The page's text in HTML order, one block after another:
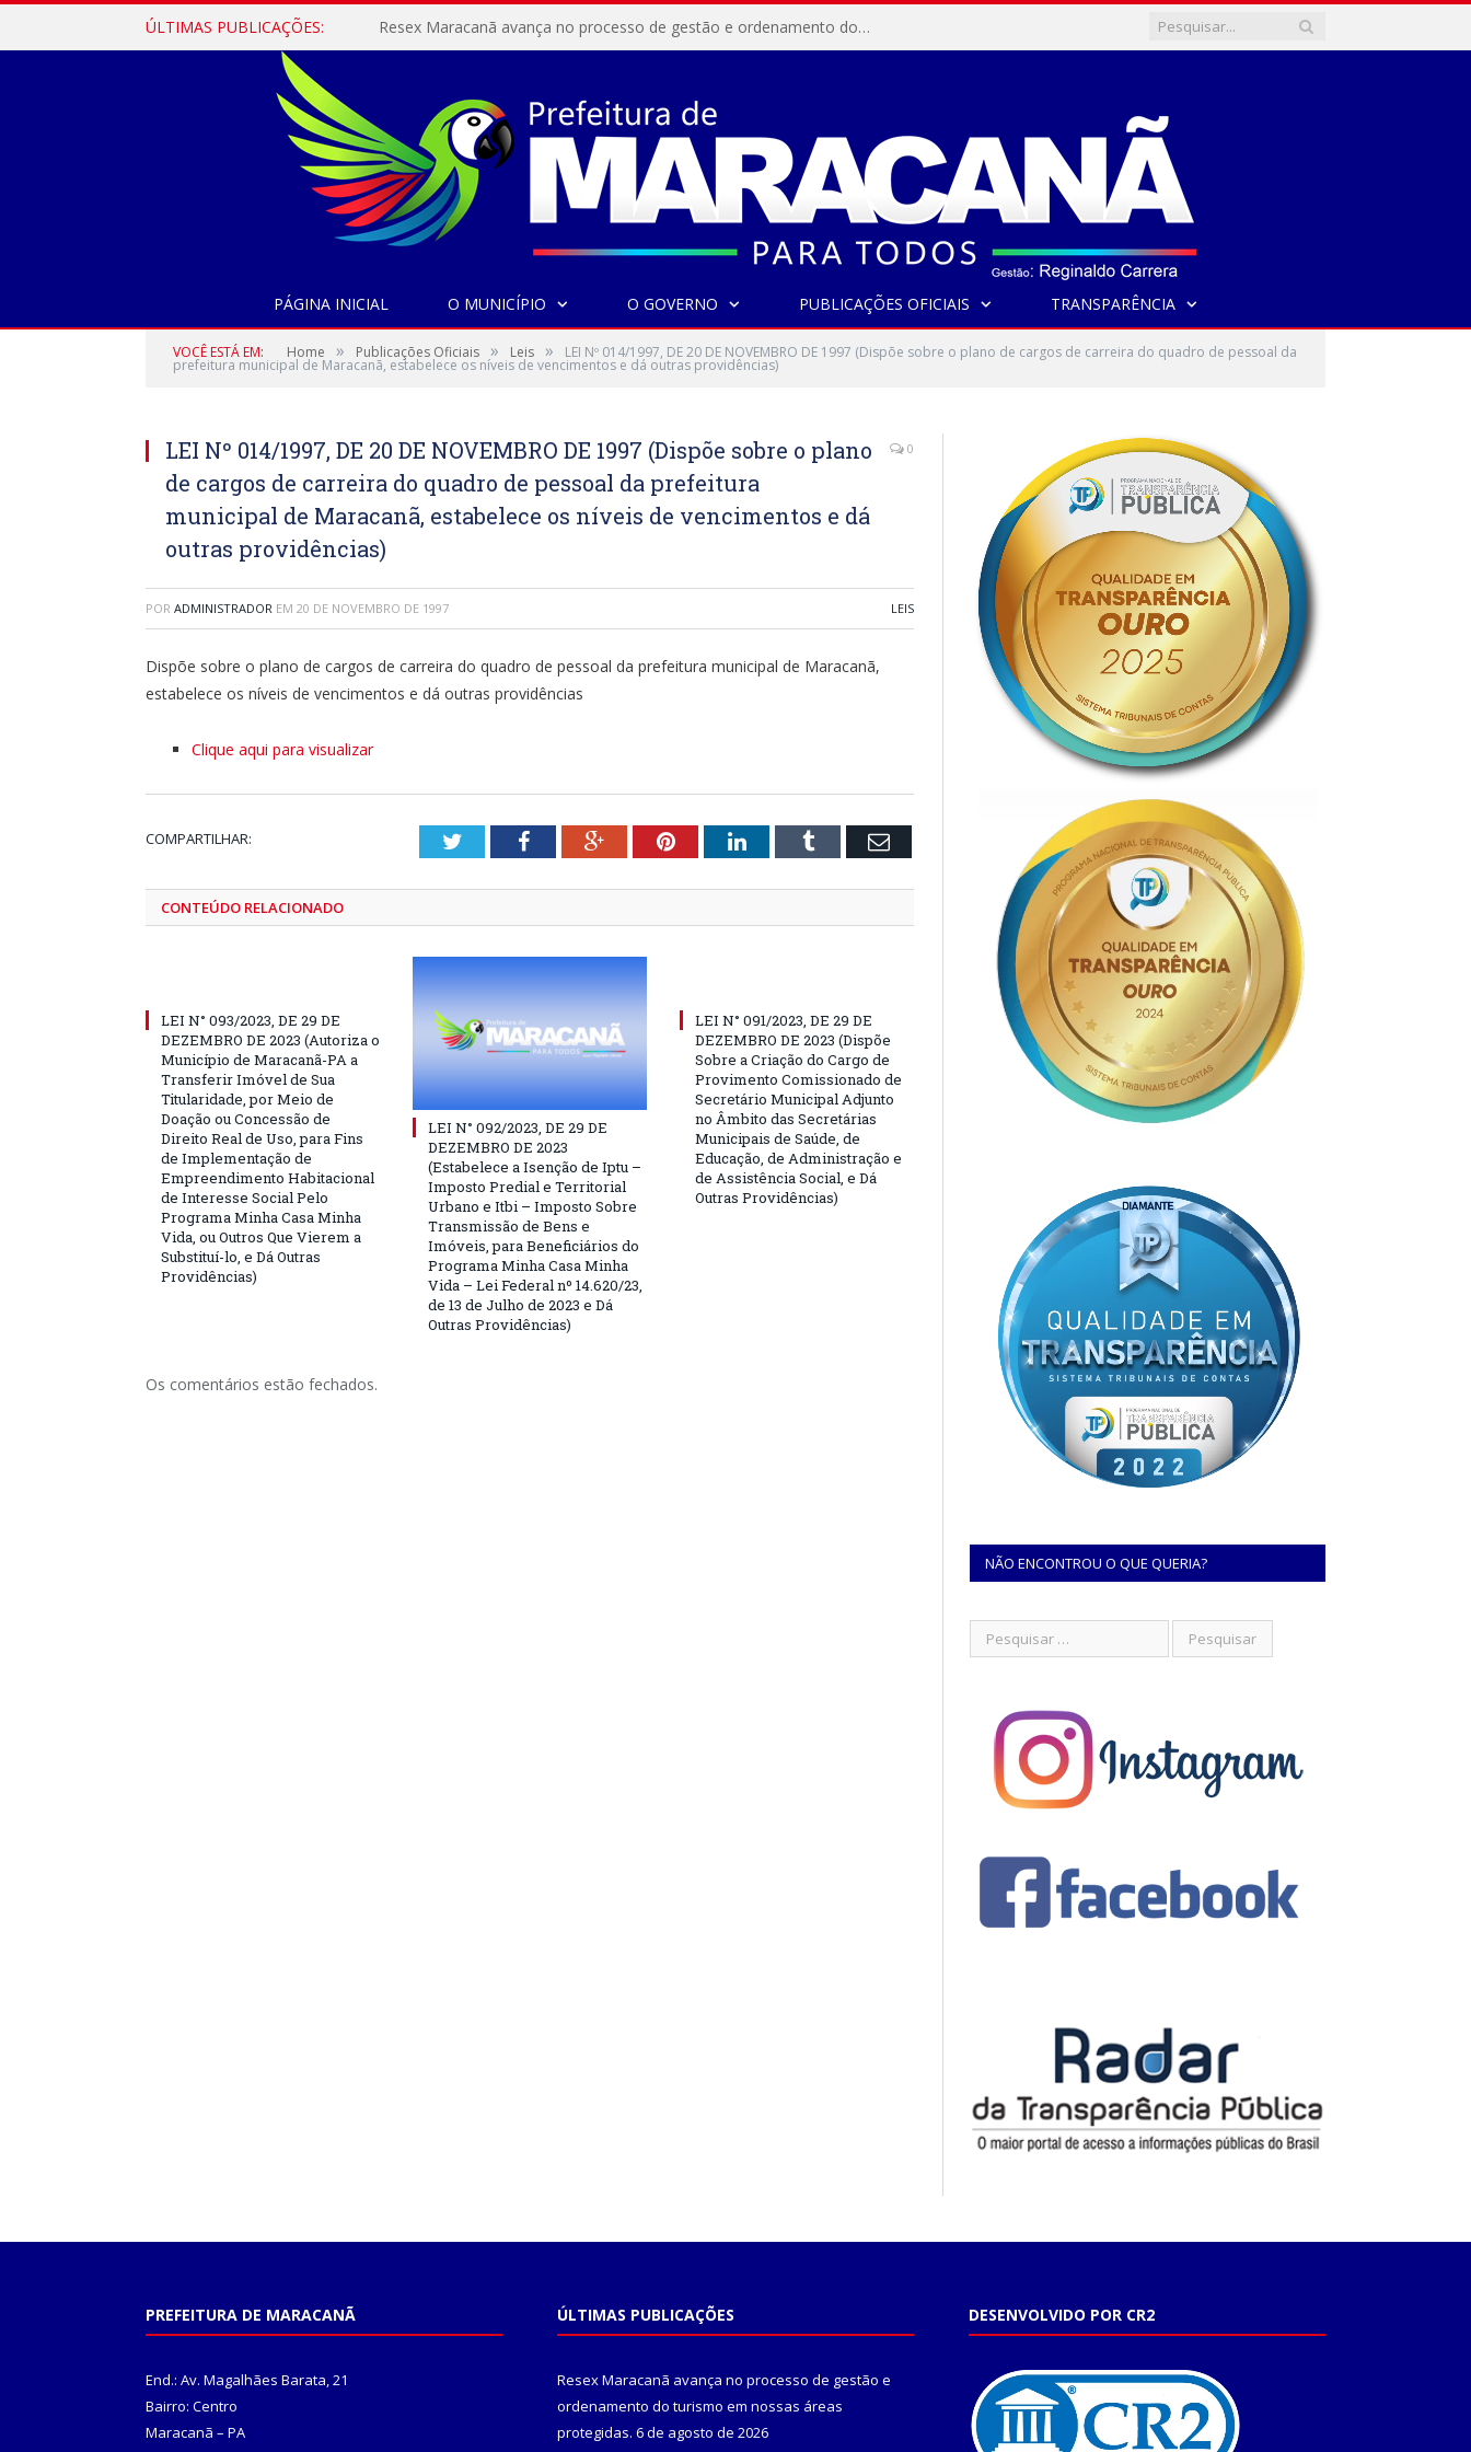
ÚLTIMAS PUBLICAÇÕES: Resex Maracanã avança no processo de gestão e ordenamento do turismo em nossas áreas protegidas.
PÁGINA INICIAL O MUNICÍPIO O GOVERNO PUBLICAÇÕES OFICIAIS TRANSPARÊNCIA
VOCÊ ESTÁ EM: Home » Publicações Oficiais » Leis » LEI Nº 014/1997, DE 20 DE NOVEMBRO DE 1997 (Dispõe sobre o plano de cargos de carreira do quadro de pessoal da
prefeitura municipal de Maracanã, estabelece os níveis de vencimentos e dá outras providências)
LEI Nº 014/1997, DE 20 DE NOVEMBRO DE 1997 (Dispõe sobre o plano
de cargos de carreira do quadro de pessoal da prefeitura
municipal de Maracanã, estabelece os níveis de vencimentos e dá
outras providências)
0
POR ADMINISTRADOR EM 20 DE NOVEMBRO DE 1997 LEIS
Dispõe sobre o plano de cargos de carreira do quadro de pessoal da prefeitura municipal de Maracanã,
estabelece os níveis de vencimentos e dá outras providências
Clique aqui para visualizar
COMPARTILHAR: TwitterFacebookGoogle+PinterestLinkedInTumblr Email
CONTEÚDO RELACIONADO
LEI N° 093/2023, DE 29 DE
DEZEMBRO DE 2023 (Autoriza o
Município de Maracanã-PA a
Transferir Imóvel de Sua
Titularidade, por Meio de
Doação ou Concessão de
Direito Real de Uso, para Fins
de Implementação de
Empreendimento Habitacional
de Interesse Social Pelo
Programa Minha Casa Minha
Vida, ou Outros Que Vierem a
Substituí-lo, e Dá Outras
Providências)
LEI N° 092/2023, DE 29 DE
DEZEMBRO DE 2023
(Estabelece a Isenção de Iptu –
Imposto Predial e Territorial
Urbano e Itbi – Imposto Sobre
Transmissão de Bens e
Imóveis, para Beneficiários do
Programa Minha Casa Minha
Vida – Lei Federal nº 14.620/23,
de 13 de Julho de 2023 e Dá
Outras Providências)
LEI N° 091/2023, DE 29 DE
DEZEMBRO DE 2023 (Dispõe
Sobre a Criação do Cargo de
Provimento Comissionado de
Secretário Municipal Adjunto
no Âmbito das Secretárias
Municipais de Saúde, de
Educação, de Administração e
de Assistência Social, e Dá
Outras Providências)
Os comentários estão fechados.
NÃO ENCONTROU O QUE QUERIA?
PREFEITURA DE MARACANÃ
End.: Av. Magalhães Barata, 21
Bairro: Centro
Maracanã – PA
ÚLTIMAS PUBLICAÇÕES
Resex Maracanã avança no processo de gestão e
ordenamento do turismo em nossas áreas
protegidas. 6 de agosto de 2026
DESENVOLVIDO POR CR2